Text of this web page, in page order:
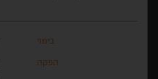
בימוי
הפקה